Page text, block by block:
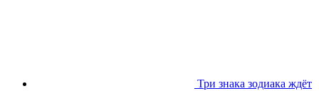
Три знака зодиака ждёт